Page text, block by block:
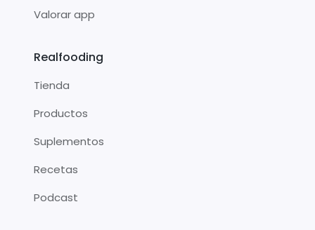
Valorar app
Realfooding
Tienda
Productos
Suplementos
Recetas
Podcast